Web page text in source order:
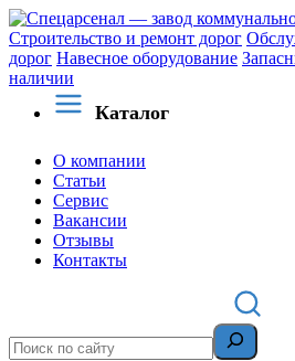
Строительство и ремонт дорог
дорог Навесное оборудование
наличии
Каталог
О компании
Статьи
Сервис
Вакансии
Отзывы
Контакты